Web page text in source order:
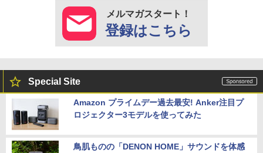
メルマガスタート！
登録はこちら
Special Site
Amazon プライムデー過去最安! Anker注目プ
ロジェクター3モデルを使ってみた
鳥肌ものの「DENON HOME」サウンドを体感